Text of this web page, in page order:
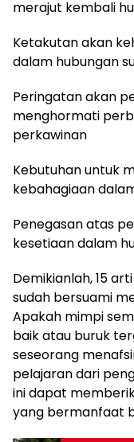
merajut kembali
Ketakutan akan
dalam hubungan
Peringatan akan
menghormati
perkawinan
Kebutuhan untuk
kebahagiaan
Penegasan atas
kesetiaan dalam
Demikianlah, 15
sudah bersuami
Apakah mimpi
baik atau buruk
seseorang
pelajaran dari
ini dapat
yang bermanfaat